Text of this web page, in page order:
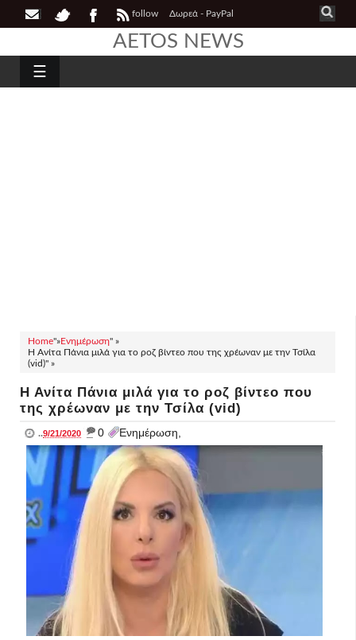
follow Δωρεά - PayPal
AETOS NEWS
☰
Home"»Ενημέρωση" »
Η Ανίτα Πάνια μιλά για το ροζ βίντεο που της χρέωναν με την Τσίλα
(vid)" »
Η Ανίτα Πάνια μιλά για το ροζ βίντεο που
της χρέωναν με την Τσίλα (vid)
..9/21/2020 _ 0 Ενημέρωση,